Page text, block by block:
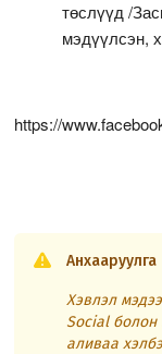
төслүүд /
мэдүүлсэн,
https://
Анхааруулга
Хэвлэл
Social болон
аливаа